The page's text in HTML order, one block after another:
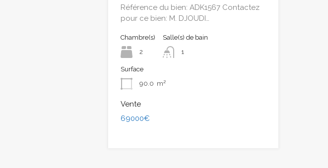
Référence du bien: ADK1567 Contactez
pour ce bien: M. DJOUDI…
Chambre(s)
2
Salle(s) de bain
1
Surface
90.0 m²
Vente
69000€